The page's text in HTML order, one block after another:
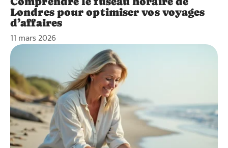
Londres pour optimiser vos voyages
d’affaires
11 mars 2026